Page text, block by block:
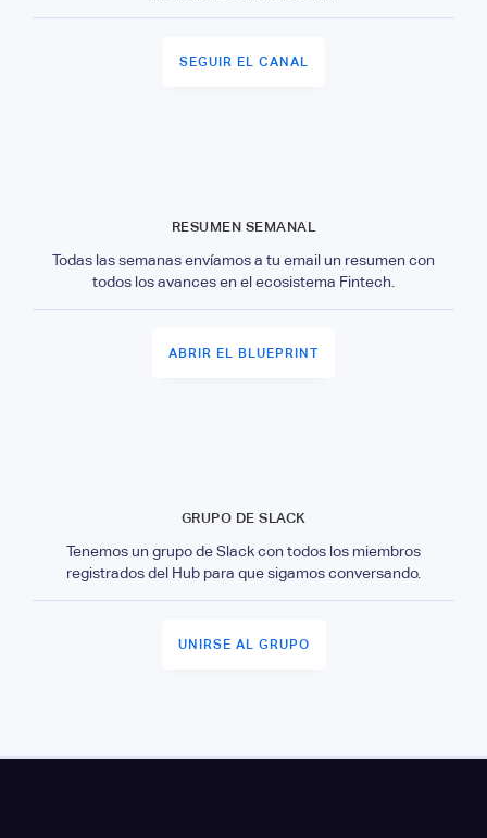
SEGUIR EL CANAL
RESUMEN SEMANAL
Todas las semanas envíamos a tu email un resumen con
todos los avances en el ecosistema Fintech.
ABRIR EL BLUEPRINT
GRUPO DE SLACK
Tenemos un grupo de Slack con todos los miembros
registrados del Hub para que sigamos conversando.
UNIRSE AL GRUPO